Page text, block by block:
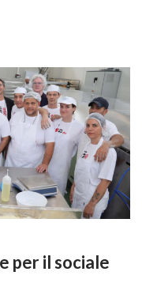
per il sociale